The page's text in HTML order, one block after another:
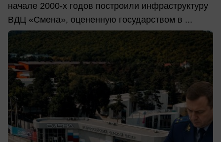
начале 2000-х годов построили инфраструктуру
ВДЦ «Смена», оцененную государством в ...